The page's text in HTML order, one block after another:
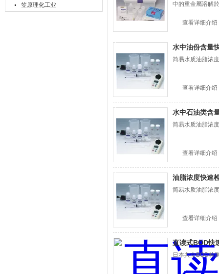
笠原理化工业
中的重金屬溶解
查看详细介绍
水中油份含量
简易水质油脂浓
查看详细介绍
水中石油类含
简易水质油脂浓
查看详细介绍
油脂浓度快速
简易水质油脂浓
查看详细介绍
直读式BOD快
日本共立BOD检